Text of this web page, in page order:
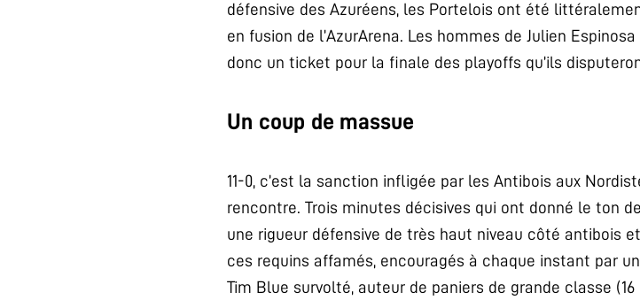
défensive des Azuréens, les Portelois ont été
en fusion de l’AzurArena. Les hommes de Julien
donc un ticket pour la finale des playoffs qu’ils
Un coup de massue
11-0, c’est la sanction infligée par les Antibois aux
rencontre. Trois minutes décisives qui ont donné le ton
une rigueur défensive de très haut niveau côté antibois
ces requins affamés, encouragés à chaque instant par
Tim Blue survolté, auteur de paniers de grande classe